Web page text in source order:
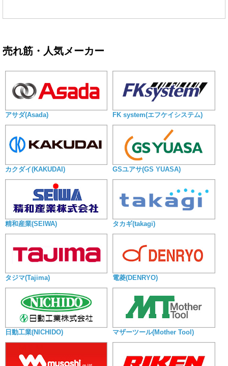
売れ筋・人気メーカー
アサダ(Asada) FK system(エフケイシステム)
カクダイ(KAKUDAI) GSユアサ(GS YUASA)
精和産業(SEIWA) タカギ(takagi)
タジマ(Tajima) 電菱(DENRYO)
日動工業(NICHIDO) マザーツール(Mother Tool)